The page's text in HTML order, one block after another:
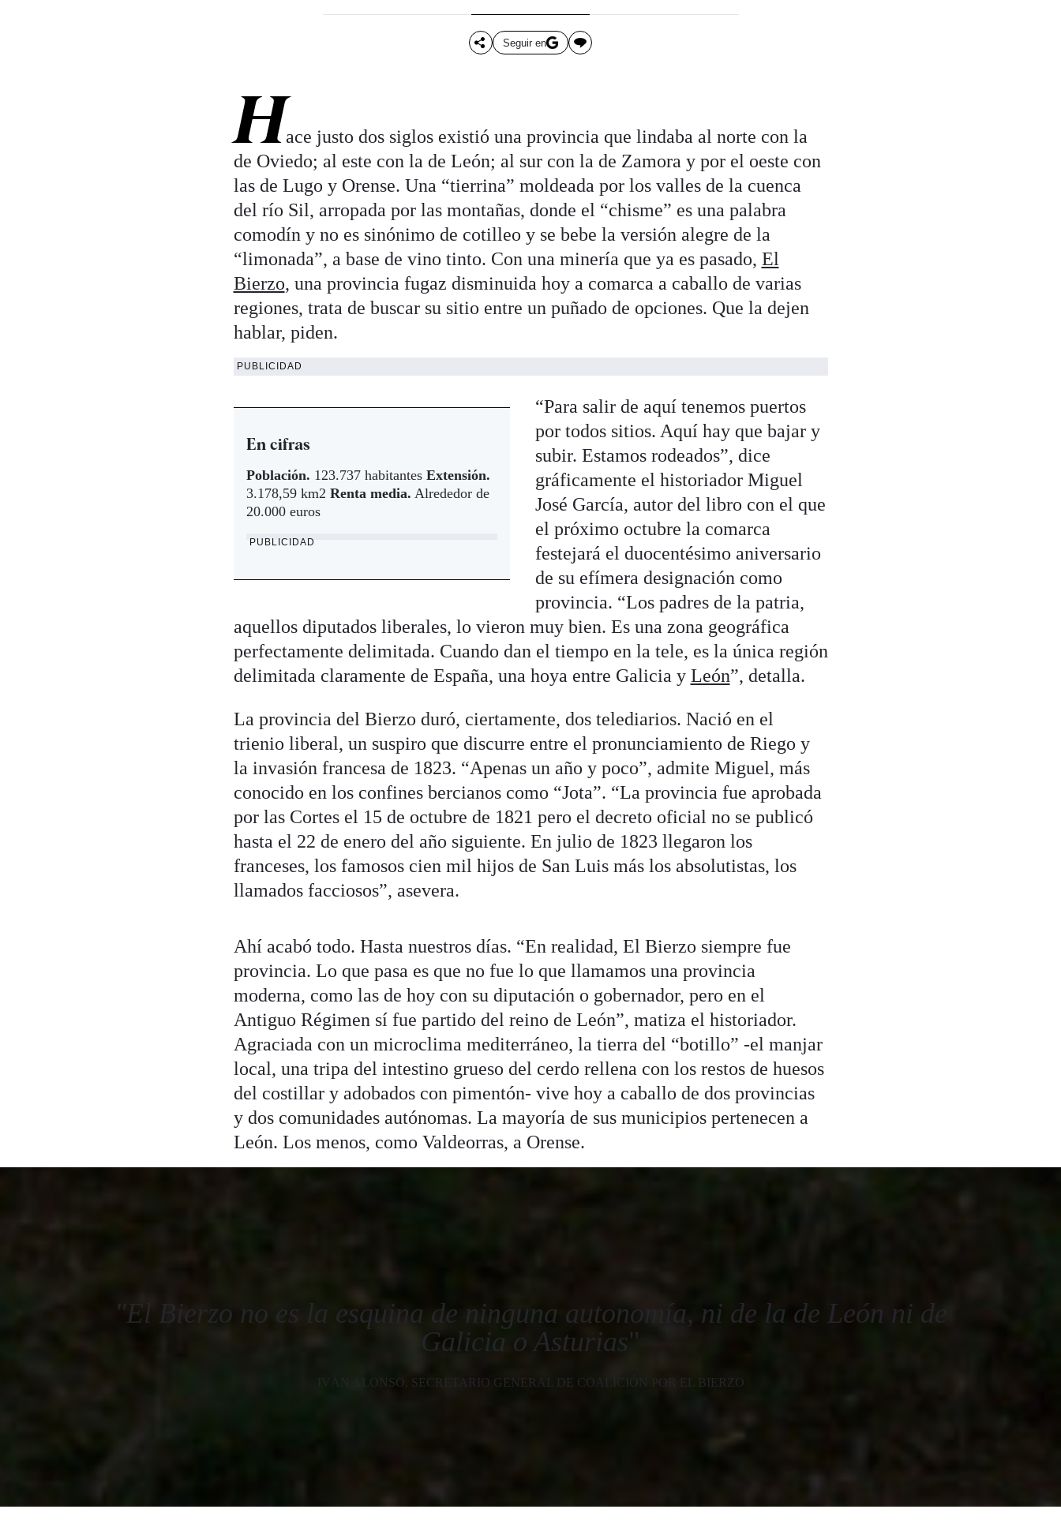
Seguir en
Hace justo dos siglos existió una provincia que lindaba al norte con la
de Oviedo; al este con la de León; al sur con la de Zamora y por el oeste con
las de Lugo y Orense. Una “tierrina” moldeada por los valles de la cuenca
del río Sil, arropada por las montañas, donde el “chisme” es una palabra
comodín y no es sinónimo de cotilleo y se bebe la versión alegre de la
“limonada”, a base de vino tinto. Con una minería que ya es pasado, El
Bierzo, una provincia fugaz disminuida hoy a comarca a caballo de varias
regiones, trata de buscar su sitio entre un puñado de opciones. Que la dejen
hablar, piden.
PUBLICIDAD
En cifras
Población. 123.737 habitantes Extensión.
3.178,59 km2 Renta media. Alrededor de
20.000 euros
PUBLICIDAD
“Para salir de aquí tenemos puertos
por todos sitios. Aquí hay que bajar y
subir. Estamos rodeados”, dice
gráficamente el historiador Miguel
José García, autor del libro con el que
el próximo octubre la comarca
festejará el duocentésimo aniversario
de su efímera designación como
provincia. “Los padres de la patria,
aquellos diputados liberales, lo vieron muy bien. Es una zona geográfica
perfectamente delimitada. Cuando dan el tiempo en la tele, es la única región
delimitada claramente de España, una hoya entre Galicia y León”, detalla.
La provincia del Bierzo duró, ciertamente, dos telediarios. Nació en el
trienio liberal, un suspiro que discurre entre el pronunciamiento de Riego y
la invasión francesa de 1823. “Apenas un año y poco”, admite Miguel, más
conocido en los confines bercianos como “Jota”. “La provincia fue aprobada
por las Cortes el 15 de octubre de 1821 pero el decreto oficial no se publicó
hasta el 22 de enero del año siguiente. En julio de 1823 llegaron los
franceses, los famosos cien mil hijos de San Luis más los absolutistas, los
llamados facciosos”, asevera.
Ahí acabó todo. Hasta nuestros días. “En realidad, El Bierzo siempre fue
provincia. Lo que pasa es que no fue lo que llamamos una provincia
moderna, como las de hoy con su diputación o gobernador, pero en el
Antiguo Régimen sí fue partido del reino de León”, matiza el historiador.
Agraciada con un microclima mediterráneo, la tierra del “botillo” -el manjar
local, una tripa del intestino grueso del cerdo rellena con los restos de huesos
del costillar y adobados con pimentón- vive hoy a caballo de dos provincias
y dos comunidades autónomas. La mayoría de sus municipios pertenecen a
León. Los menos, como Valdeorras, a Orense.
"El Bierzo no es la esquina de ninguna autonomía, ni de la de León ni de
Galicia o Asturias"
IVÁN ALONSO, SECRETARIO GENERAL DE COALICIÓN POR EL BIERZO